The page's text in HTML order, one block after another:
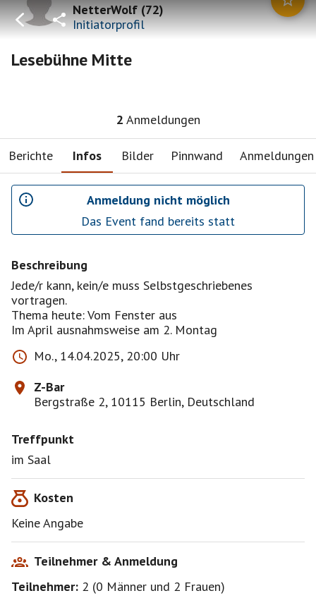
NetterWolf(72)
Initiatorprofil
Lesebühne Mitte
2 Anmeldungen
Berichte Infos Bilder Pinnwand Anmeldungen
Anmeldung nicht möglich
Das Event fand bereits statt
Beschreibung
Jede/r kann, kein/e muss Selbstgeschriebenes
vortragen.
Thema heute: Vom Fenster aus
Im April ausnahmsweise am 2. Montag
Mo., 14.04.2025, 20:00 Uhr
Z-Bar
Bergstraße 2, 10115 Berlin, Deutschland
Treffpunkt
im Saal
Kosten
Keine Angabe
Teilnehmer & Anmeldung
Teilnehmer: 2 (0 Männer und 2 Frauen)